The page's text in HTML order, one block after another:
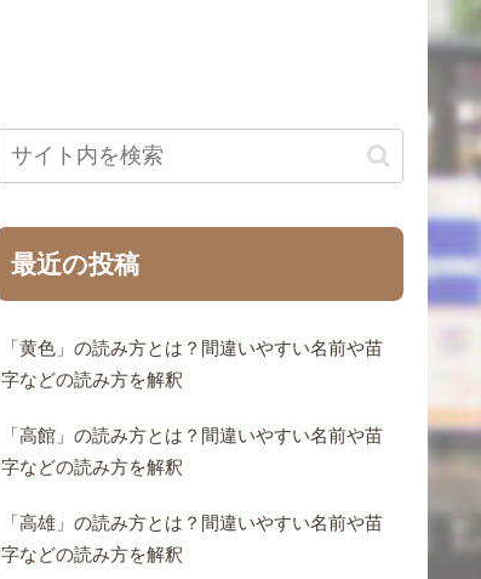
最近の投稿
「黄色」の読み方とは？間違いやすい名前や苗
字などの読み方を解釈
「高館」の読み方とは？間違いやすい名前や苗
字などの読み方を解釈
「高雄」の読み方とは？間違いやすい名前や苗
字などの読み方を解釈